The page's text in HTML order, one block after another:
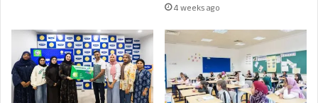
4 weeks ago